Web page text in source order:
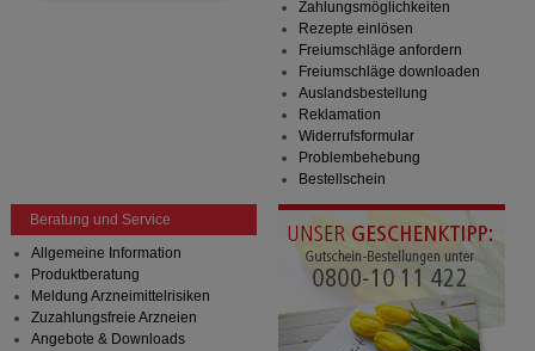
Zahlungsmöglichkeiten
Rezepte einlösen
Freiumschläge anfordern
Freiumschläge downloaden
Auslandsbestellung
Reklamation
Widerrufsformular
Problembehebung
Bestellschein
Beratung und Service
Allgemeine Information
Produktberatung
Meldung Arzneimittelrisiken
Zuzahlungsfreie Arzneien
Angebote & Downloads